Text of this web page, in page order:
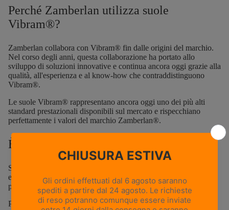
Perché Zamberlan utilizza suole
Vibram®?
Zamberlan collabora con Vibram® fin dalle origini del marchio.
Nel corso degli anni, questa collaborazione ha portato allo
sviluppo di soluzioni innovative e continua ancora oggi grazie alla
qualità, all'esperienza e al know-how che contraddistinguono
Vibram®.
Le suole Vibram® rappresentano ancora oggi uno dei più alti
standard prestazionali disponibili sul mercato e rispecchiano
perfettamente i valori del marchio Zamberlan®.
È possibile risuolare gli scarponi?
Sì. La maggior parte delle calzature Zamberlan è progettata per
essere risuolata, così da prolungarne la durata e mantenerne le
prestazioni nel tempo.
Per verificare se il tuo modello è risuolabile, consulta la scheda